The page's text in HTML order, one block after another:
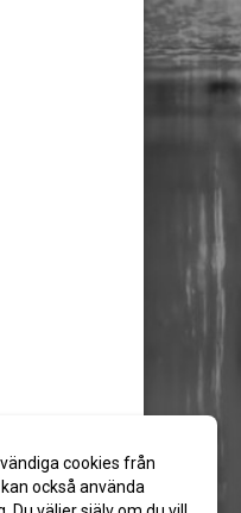
cookies från
också använda